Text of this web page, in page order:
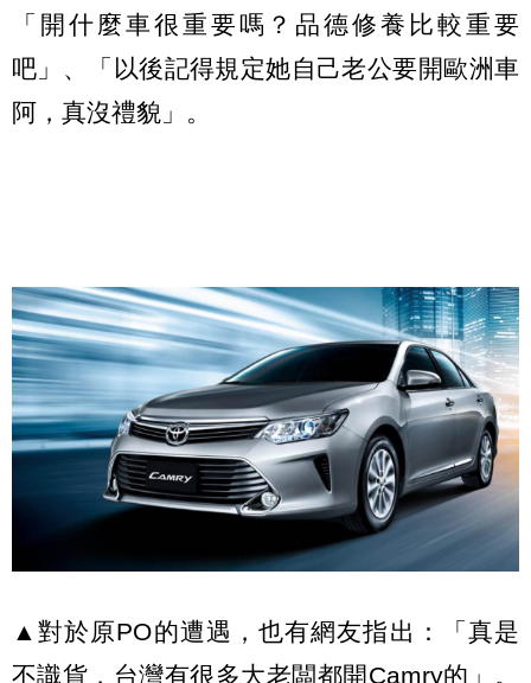
「開什麼車很重要嗎？品德修養比較重要
吧」、「以後記得規定她自己老公要開歐洲車
阿，真沒禮貌」。
▲對於原PO的遭遇，也有網友指出：「真是
不識貨，台灣有很多大老闆都開Camry的」。